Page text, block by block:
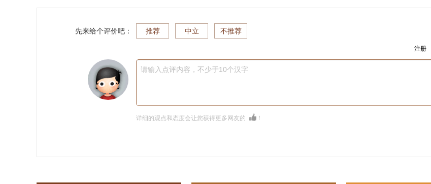
先来给个评价吧： 推荐 中立 不推荐
注册
请输入点评内容，不少于10个汉字
详细的观点和态度会让您获得更多网友的 ！